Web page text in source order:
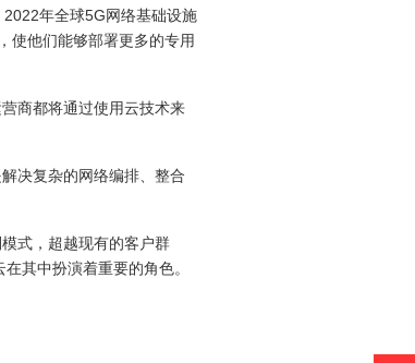
年全球5G网络基础设施
使他们能够部署更多的专用
商都将通过使用云技术来
决复杂的网络编排、整合
式，超越现有的客户群
其中扮演着重要的角色。